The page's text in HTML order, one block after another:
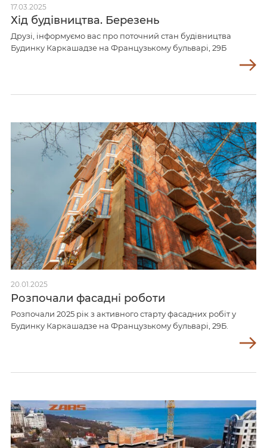
17.03.2025
Хід будівництва. Березень
Друзі, інформуємо вас про поточний стан будівництва
Будинку Каркашадзе на Французькому бульварі, 29Б
20.01.2025
Розпочали фасадні роботи
Розпочали 2025 рік з активного старту фасадних робіт у
Будинку Каркашадзе на Французькому бульварі, 29Б.